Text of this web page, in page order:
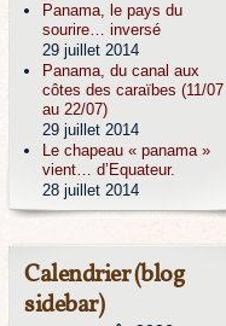
Panama, le pays du
sourire… inversé
29 juillet 2014
Panama, du canal aux
côtes des caraïbes (11/07
au 22/07)
29 juillet 2014
Le chapeau « panama »
vient… d’Equateur.
28 juillet 2014
Calendrier (blog
sidebar)